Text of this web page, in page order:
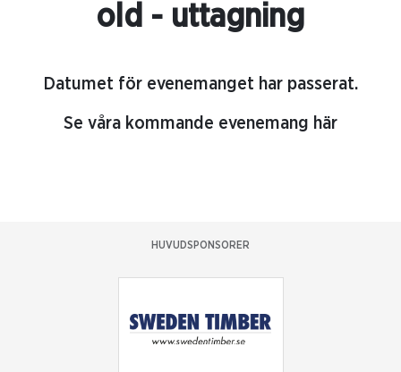
old - uttagning
Datumet för evenemanget har passerat.
Se våra kommande evenemang här
HUVUDSPONSORER